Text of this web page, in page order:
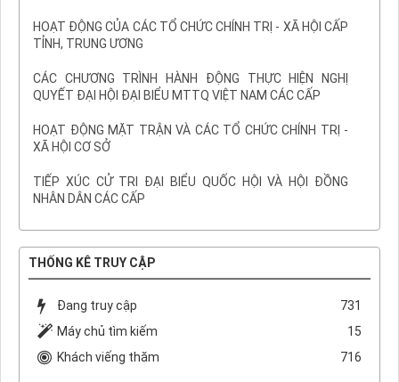
HOẠT ĐỘNG CỦA CÁC TỔ CHỨC CHÍNH TRỊ - XÃ HỘI CẤP
TỈNH, TRUNG ƯƠNG
CÁC CHƯƠNG TRÌNH HÀNH ĐỘNG THỰC HIỆN NGHỊ
QUYẾT ĐẠI HỘI ĐẠI BIỂU MTTQ VIỆT NAM CÁC CẤP
HOẠT ĐỘNG MẶT TRẬN VÀ CÁC TỔ CHỨC CHÍNH TRỊ -
XÃ HỘI CƠ SỞ
TIẾP XÚC CỬ TRI ĐẠI BIỂU QUỐC HỘI VÀ HỘI ĐỒNG
NHÂN DÂN CÁC CẤP
THỐNG KÊ TRUY CẬP
Đang truy cập
731
Máy chủ tìm kiếm
15
Khách viếng thăm
716